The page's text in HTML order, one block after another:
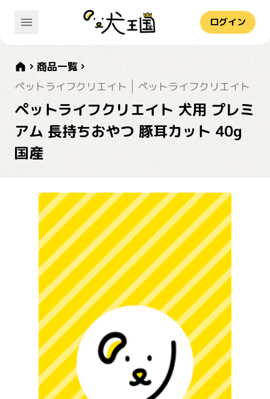
ログイン
商品一覧
ペットライフクリエイト
ペットライフクリエイト
ペットライフクリエイト 犬用 プレミ
アム 長持ちおやつ 豚耳カット 40g
国産